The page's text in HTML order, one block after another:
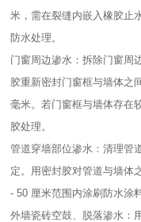
米，需在裂缝内嵌入橡胶止
防水处理。​
门窗周边渗水：拆除门窗周
胶重新密封门窗框与墙体之
毫米。若门窗框与墙体存在
胶处理。​
管道穿墙部位渗水：清理管
定。用密封胶对管道与墙体
- 50 厘米范围内涂刷防水涂
外墙瓷砖空鼓、脱落渗水：